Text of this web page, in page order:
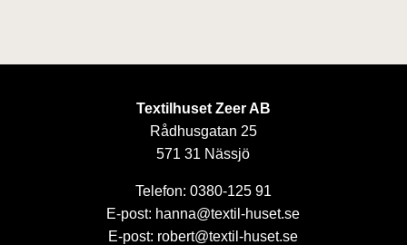
Textilhuset Zeer AB
Rådhusgatan 25
571 31 Nässjö
Telefon: 0380-125 91
E-post: hanna@textil-huset.se
E-post: robert@textil-huset.se